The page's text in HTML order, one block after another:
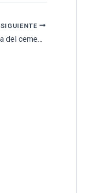
SIGUIENTE
Grado modifica el proyecto de mejora del cementerio para conseguir su contratación